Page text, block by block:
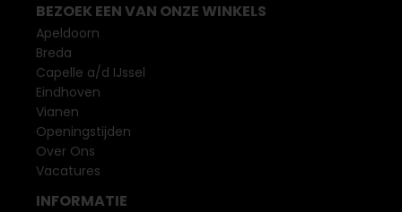
BEZOEK EEN VAN ONZE WINKELS
Apeldoorn
Breda
Capelle a/d IJssel
Eindhoven
Vianen
Openingstijden
Over Ons
Vacatures
INFORMATIE